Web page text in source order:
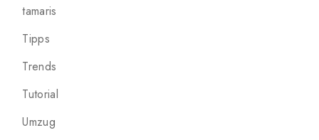
tamaris
Tipps
Trends
Tutorial
Umzug